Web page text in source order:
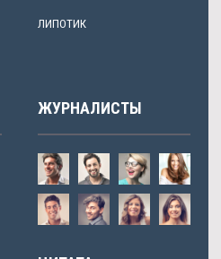
ЛИПОТИК
ЖУРНАЛИСТЫ